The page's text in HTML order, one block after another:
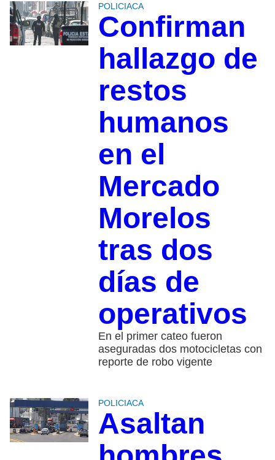
POLICIACA
Confirman
hallazgo de
restos
humanos
en el
Mercado
Morelos
tras dos
días de
operativos
En el primer cateo fueron
aseguradas dos motocicletas con
reporte de robo vigente
POLICIACA
Asaltan